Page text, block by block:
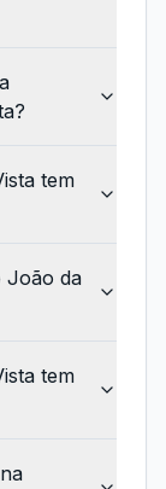
tem
João da
tem